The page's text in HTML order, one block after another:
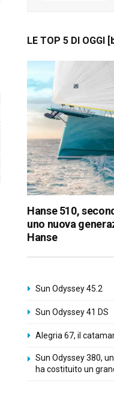
LE TOP 5 DI OGGI
Hanse 510,
uno nuova
Hanse
Sun Odyssey 45.2
Sun Odyssey 41 DS
Alegria 67, il
Sun Odyssey 380,
ha costituito un